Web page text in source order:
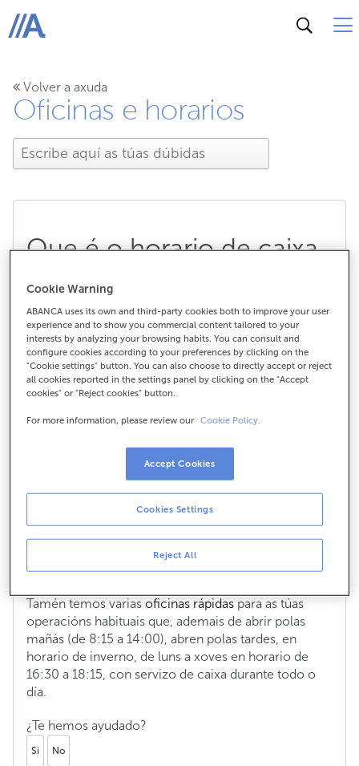
ABANCA
Volver a axuda
Oficinas e horarios
Que é o horario de caixa
nunha oficina?
Que é o horario de caixa nunha
oficina?
O horario de caixa é aquel no que se poden realizar
ou de moeda estranxeira. No noso
podes atopar información actualizada e polo
miúdo sobre o horario de caixa.
Ten en conta que existen varios tipos de oficina, con
diferentes horarios e servizos, e que hai horarios
específicos para certas operacións, de tal forma que
poidamos darche a mellor atención cando o
necesites.
Tamén temos varias oficinas rápidas para as túas
operacións habituais que, ademais de abrir polas
mañás (de 8:15 a 14:00), abren polas tardes, en
horario de inverno, de luns a xoves en horario de
16:30 a 18:15, con servizo de caixa durante todo o
día.
¿Te hemos ayudado?
Si No
Cookie Warning
ABANCA uses its own and third-party cookies both to improve your user
experience and to show you commercial content tailored to your
interests by analyzing your browsing habits. You can consult and
configure cookies according to your preferences by clicking on the
"Cookie settings" button. You can also choose to directly accept or reject
all cookies reported in the settings panel by clicking on the "Accept
cookies" or "Reject cookies" button.
For more information, please review our Cookie Policy.
Reject All
Cookies Settings
Accept Cookies